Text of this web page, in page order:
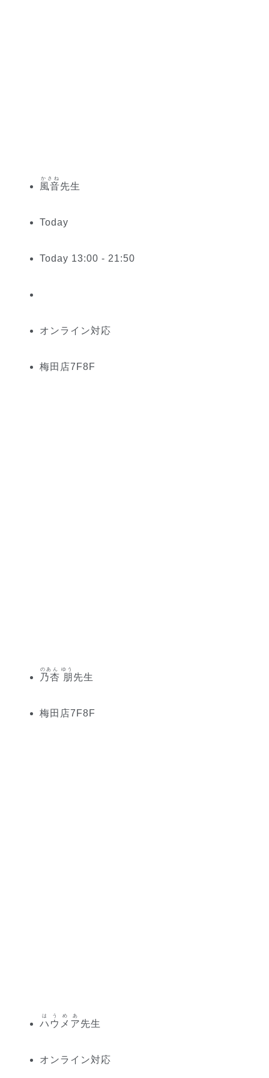
風音
かさね
先生
Today
Today 13:00 - 21:50
オンライン対応
梅田 店7 F8F
乃杏 朋
のあん ゆう
先生
梅田 店7 F8F
ハウメア
はうめあ
先生
オンライン対応